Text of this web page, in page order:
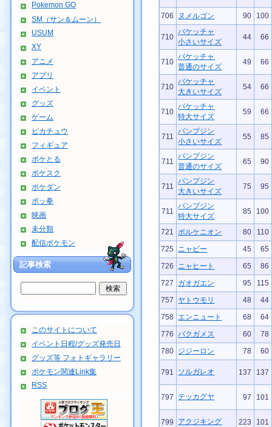
Pokemon GO
SM（サン＆ムーン）
USUM
XY
アニメ
アプリ
イベント
グッズ
ゲーム
ピカチュウ
フィギュア
ポケとる
ポケスク
ポケダン
ポッ拳
映画
未分類
配信ポケモン
記事検索
このサイトについて
イベント日程/グッズ発売日
グッズ等 フォトギャラリー
ポケモン関連Link集
RSS
706 ヌメルゴン 90 100
710
バケッチャ
小さいサイズ
44 66
710
バケッチャ
普通のサイズ
49 66
710
バケッチャ
大きいサイズ
54 66
710
バケッチャ
特大サイズ
59 66
711
パンプジン
小さいサイズ
55 85
711
パンプジン
普通のサイズ
65 90
711
パンプジン
大きいサイズ
75 95
711
パンプジン
特大サイズ
85 100
721 ボルケニオン 80
110
725
ニャビー 45
65
726
ニャヒート 65
86
727
ガオガエン 95
115
757
ヤトウモリ 48
44
758
エンニュート 68
64
776
バクガメス 60
78
780 ジジーロン 78 60
791 ソルガレオ 137 137
797 テッカグヤ 97 101
799 アクジキング 223 101